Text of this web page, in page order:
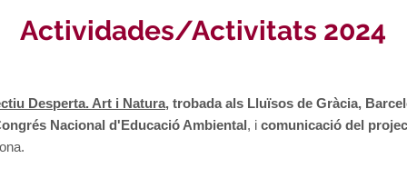
Actividades/Activitats 2024
Desperta. Art i Natura, trobada als Lluïsos de Gràcia,
Nacional d'Educació Ambiental, i comunicació del